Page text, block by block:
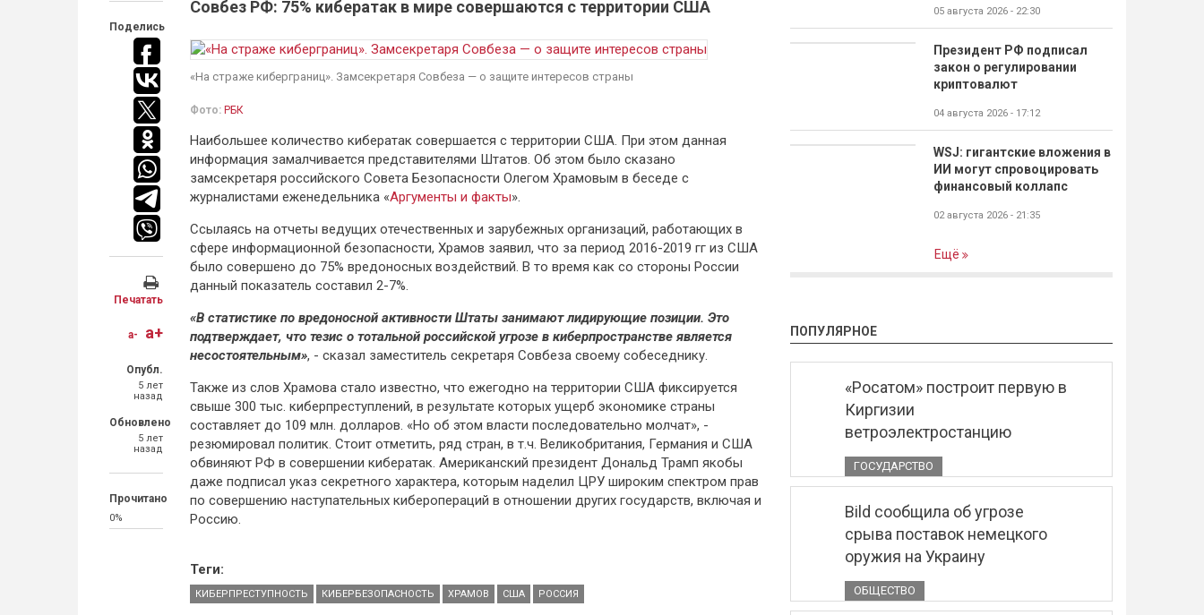
Поделись
Печатать
a- a+
Опубл.
5 лет
назад
Обновлено
5 лет
назад
Прочитано
0%
Совбез РФ: 75% кибератак в мире совершаются с территории США
«На страже киберграниц». Замсекретаря Совбеза — о защите интересов страны
Фото: РБК
Наибольшее количество кибератак совершается с территории США. При этом данная
информация замалчивается представителями Штатов. Об этом было сказано
замсекретаря российского Совета Безопасности Олегом Храмовым в беседе с
журналистами еженедельника «Аргументы и факты».
Ссылаясь на отчеты ведущих отечественных и зарубежных организаций, работающих в
сфере информационной безопасности, Храмов заявил, что за период 2016-2019 гг из США
было совершено до 75% вредоносных воздействий. В то время как со стороны России
данный показатель составил 2-7%.
«В статистике по вредоносной активности Штаты занимают лидирующие позиции. Это
подтверждает, что тезис о тотальной российской угрозе в киберпространстве является
несостоятельным», - сказал заместитель секретаря Совбеза своему собеседнику.
Также из слов Храмова стало известно, что ежегодно на территории США фиксируется
свыше 300 тыс. киберпреступлений, в результате которых ущерб экономике страны
составляет до 109 млн. долларов. «Но об этом власти последовательно молчат», -
резюмировал политик. Стоит отметить, ряд стран, в т.ч. Великобритания, Германия и США
обвиняют РФ в совершении кибератак. Американский президент Дональд Трамп якобы
даже подписал указ секретного характера, которым наделил ЦРУ широким спектром прав
по совершению наступательных киберопераций в отношении других государств, включая и
Россию.
Теги:
КИБЕРПРЕСТУПНОСТЬ КИБЕРБЕЗОПАСНОСТЬ ХРАМОВ США РОССИЯ
05 августа 2026 - 22:30
Президент РФ подписал
закон о регулировании
криптовалют
04 августа 2026 - 17:12
WSJ: гигантские вложения в
ИИ могут спровоцировать
финансовый коллапс
02 августа 2026 - 21:35
Ещё
ПОПУЛЯРНОЕ
«Росатом» построит первую в
Киргизии
ветроэлектростанцию
ГОСУДАРСТВО
Bild сообщила об угрозе
срыва поставок немецкого
оружия на Украину
ОБЩЕСТВО